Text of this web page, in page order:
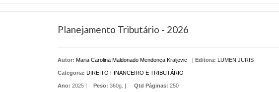
Planejamento Tributário - 2026
Autor: Maria Carolina Maldonado Mendonça Kraljevic | Editora: LUMEN JURIS
Categoria: DIREITO FINANCEIRO E TRIBUTÁRIO
Ano: 2025 | Peso: 360g. | Qtd Páginas: 250